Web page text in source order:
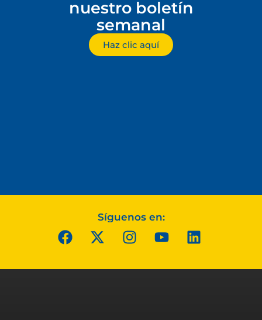
nuestro boletín
semanal
Haz clic aquí
Síguenos en: